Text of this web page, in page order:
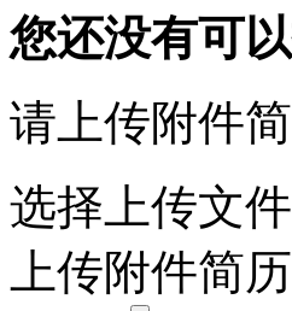
您还没有可
请上传附件
选择上传文件
上传附件简历